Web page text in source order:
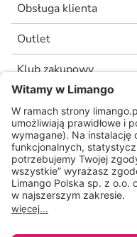
Obsługa klienta
Outlet
Klub zakupowy